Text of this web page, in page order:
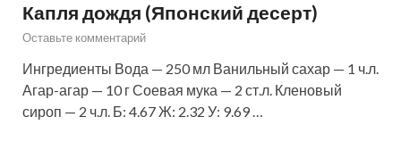
Капля дождя (Японский десерт)
Оставьте комментарий
Ингредиенты Вода — 250 мл Ванильный сахар — 1 ч.л.
Агар-агар — 10 г Соевая мука — 2 ст.л. Кленовый
сироп — 2 ч.л. Б: 4.67 Ж: 2.32 У: 9.69 …